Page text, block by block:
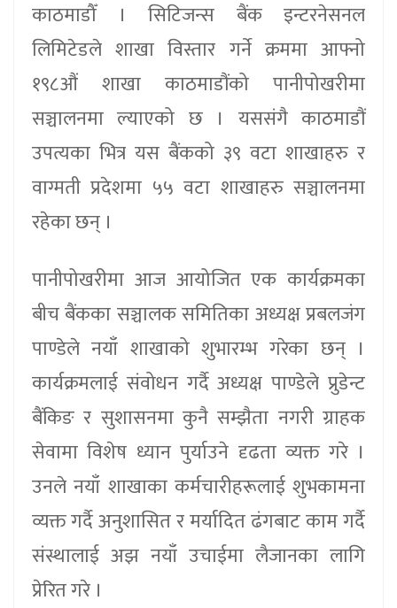
काठमाडौँ । सिटिजन्स बैंक इन्टरनेसनल
लिमिटेडले शाखा विस्तार गर्ने क्रममा आफ्नो
१९८औं शाखा काठमाडौंको पानीपोखरीमा
सञ्चालनमा ल्याएको छ । यससंगै काठमाडौं
उपत्यका भित्र यस बैंकको ३९ वटा शाखाहरु र
वाग्मती प्रदेशमा ५५ वटा शाखाहरु सञ्चालनमा
रहेका छन् ।
पानीपोखरीमा आज आयोजित एक कार्यक्रमका
बीच बैंकका सञ्चालक समितिका अध्यक्ष प्रबलजंग
पाण्डेले नयाँ शाखाको शुभारम्भ गरेका छन् ।
कार्यक्रमलाई संवोधन गर्दै अध्यक्ष पाण्डेले प्रुडेन्ट
बैंकिङ र सुशासनमा कुनै सम्झैता नगरी ग्राहक
सेवामा विशेष ध्यान पुर्याउने दृढता व्यक्त गरे ।
उनले नयाँ शाखाका कर्मचारीहरूलाई शुभकामना
व्यक्त गर्दै अनुशासित र मर्यादित ढंगबाट काम गर्दै
संस्थालाई अझ नयाँ उचाईमा लैजानका लागि
प्रेरित गरे ।